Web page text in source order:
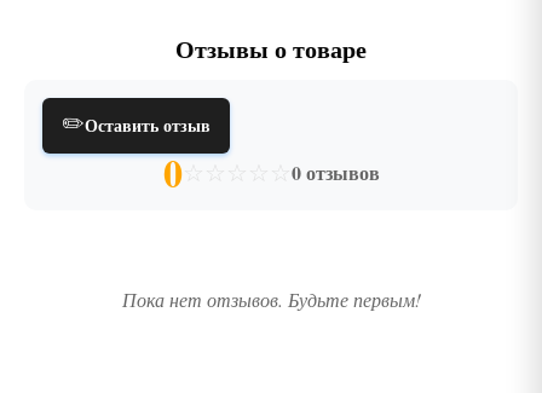
Отзывы о товаре
✏️Оставить отзыв
0☆ ☆ ☆ ☆ ☆ 0 отзывов
Пока нет отзывов. Будьте первым!